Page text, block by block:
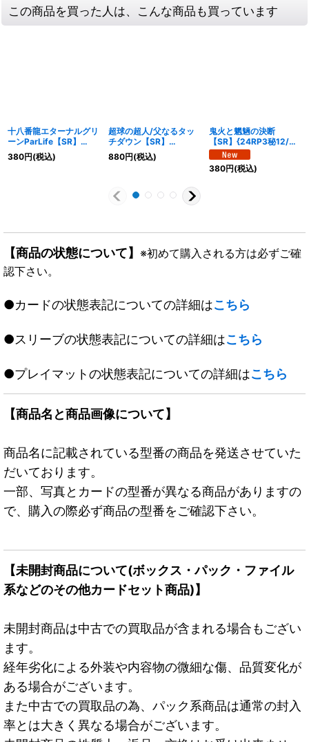
この商品を買った人は、こんな商品も買っています
十八番龍エターナルグリ
ーンParLife【SR】
{23RP210B/22}《自
然》
380円(税込)
超球の超人/父なるタッ
チダウン【SR】
{23RP29B/22}《自
然》
880円(税込)
鬼火と魍魎の決断
【SR】{24RP3秘12/秘
24}《多》
380円(税込)
【商品の状態について】 ※初めて購入される方は必ずご確
認下さい。
●カードの状態表記についての詳細はこちら
●スリーブの状態表記についての詳細はこちら
●プレイマットの状態表記についての詳細はこちら
【商品名と商品画像について】
商品名に記載されている型番の商品を発送させていた
だいております。
一部、写真とカードの型番が異なる商品がありますの
で、購入の際必ず商品の型番をご確認下さい。
【未開封商品について(ボックス・パック・ファイル
系などのその他カードセット商品)】
未開封商品は中古での買取品が含まれる場合もござい
ます。
経年劣化による外装や内容物の微細な傷、品質変化が
ある場合がございます。
また中古での買取品の為、パック系商品は通常の封入
率とは大きく異なる場合がございます。